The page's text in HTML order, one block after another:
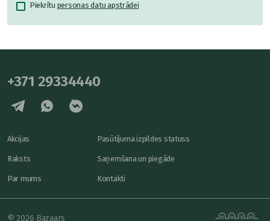
Piekrītu personas datu apstrādei
+371 29334440
Akcijas
Raksts
Par mums
Pasūtījuma izpildes statuss
Saņemšana un piegāde
Kontakti
© 2026 Bazaars